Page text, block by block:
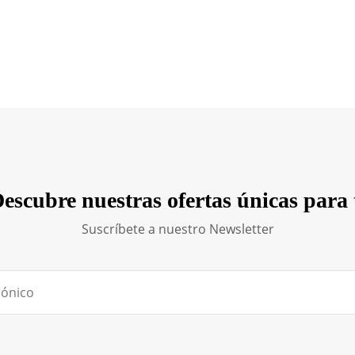
nuestras ofertas únicas para
Suscríbete a nuestro Newsletter